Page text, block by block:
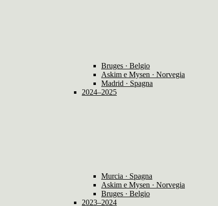
Bruges · Belgio
Askim e Mysen · Norvegia
Madrid · Spagna
2024–2025
Murcia · Spagna
Askim e Mysen · Norvegia
Bruges · Belgio
2023–2024